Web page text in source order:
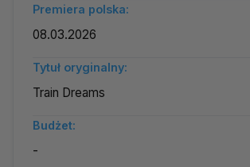
Premiera polska:
08.03.2026
Tytuł oryginalny:
Train Dreams
Budżet:
-